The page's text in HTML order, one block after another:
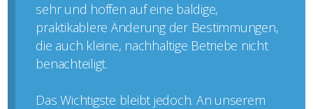
sehr und hoffen auf eine baldige,
praktikablere Änderung der Bestimmungen,
die auch kleine, nachhaltige Betriebe nicht
benachteiligt.
Das Wichtigste bleibt jedoch. An unserem